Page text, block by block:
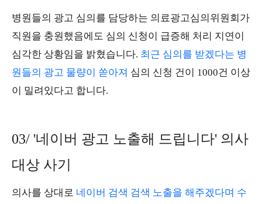
병원들의 광고 심의를 담당하는 의료광고심의위원회가
직원을 충원했음에도 심의 신청이 급증해 처리 지연이
심각한 상황임을 밝혔습니다. 최근 심의를 받겠다는 병
원들의 광고 물량이 쏟아져 심의 신청 건이 1000건 이상
이 밀려있다고 합니다.
03/ '네이버 광고 노출해 드립니다' 의사
대상 사기
의사를 상대로 네이버 검색 검색 노출을 해주겠다며 수